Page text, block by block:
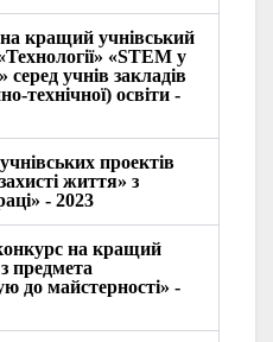
кращий учнівський
«STEM у
серед учнів закладів
технічної) освіти -
проектів
життя» з
- 2023
на кращий
предмета
до майстерності» -